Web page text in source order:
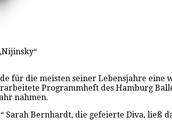
für die meisten seiner Lebensjahre
Programmheft des Hamburg
nahmen.
Sarah Bernhardt, die gefeierte Diva, ließ